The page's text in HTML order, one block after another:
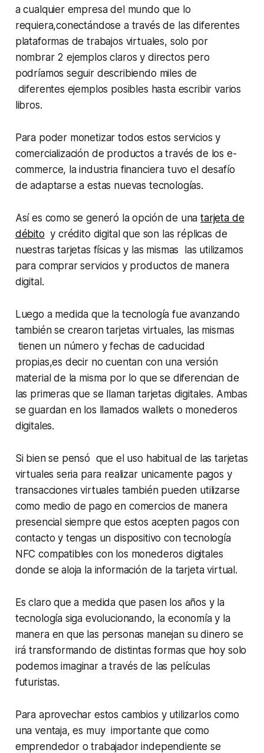
a cualquier empresa del mundo que lo
requiera,conectándose a través de las diferentes
plataformas de trabajos virtuales, solo por
nombrar 2 ejemplos claros y directos pero
podríamos seguir describiendo miles de
diferentes ejemplos posibles hasta escribir varios
libros.
Para poder monetizar todos estos servicios y
comercialización de productos a través de los e-
commerce, la industria financiera tuvo el desafío
de adaptarse a estas nuevas tecnologías.
Así es como se generó la opción de unatarjeta de
débito y crédito digital que son las réplicas de
nuestras tarjetas físicas y las mismas las utilizamos
para comprar servicios y productos de manera
digital.
Luego a medida que la tecnología fue avanzando
también se crearon tarjetas virtuales, las mismas
tienen un número y fechas de caducidad
propias,es decir no cuentan con una versión
material de la misma por lo que se diferencian de
las primeras que se llaman tarjetas digitales. Ambas
se guardan en los llamados wallets o monederos
digitales.
Si bien se pensó que el uso habitual de las tarjetas
virtuales seria para realizar unicamente pagos y
transacciones virtuales también pueden utilizarse
como medio de pago en comercios de manera
presencial siempre que estos acepten pagos con
contacto y tengas un dispositivo con tecnología
NFC compatibles con los monederos digitales
donde se aloja la información de la tarjeta virtual.
Es claro que a medida que pasen los años y la
tecnología siga evolucionando, la economía y la
manera en que las personas manejan su dinero se
irá transformando de distintas formas que hoy solo
podemos imaginar a través de las películas
futuristas.
Para aprovechar estos cambios y utilizarlos como
una ventaja, es muy importante que como
emprendedor o trabajador independiente se